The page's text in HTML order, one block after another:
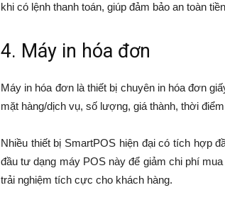
khi có lệnh thanh toán, giúp đảm bảo an toàn
4. Máy in hóa đơn
Máy in hóa đơn là thiết bị chuyên in hóa đơn
mặt hàng/dịch vụ, số lượng, giá thành, thời
Nhiều thiết bị SmartPOS hiện đại có tích hợp
đầu tư dạng máy POS này để giảm chi phí
trải nghiệm tích cực cho khách hàng.